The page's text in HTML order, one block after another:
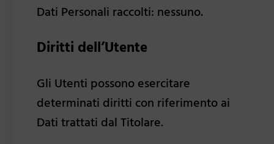
Dati Personali raccolti: nessuno.
Diritti dell’Utente
Gli Utenti possono esercitare
determinati diritti con riferimento ai
Dati trattati dal Titolare.